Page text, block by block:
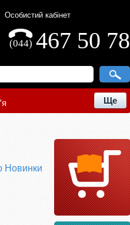
Особистий кабінет
467 50 78
(044)
Ще
Новинки